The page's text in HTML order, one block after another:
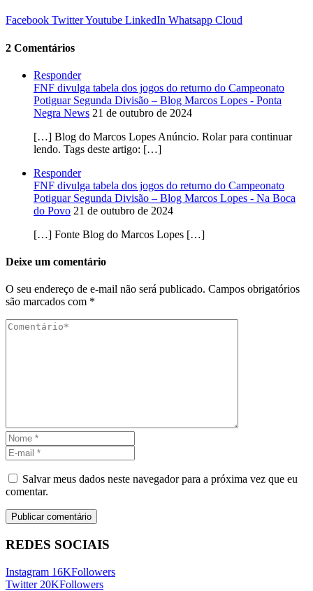
Facebook TwitterYoutube LinkedIn Whatsapp Cloud
2 Comentários
Responder
FNF divulga tabela dos jogos do returno do Campeonato
Potiguar Segunda Divisão – Blog Marcos Lopes - Ponta
Negra News 21 de outubro de 2024
[…] Blog do Marcos Lopes Anúncio. Rolar para continuar
lendo. Tags deste artigo: […]
Responder
FNF divulga tabela dos jogos do returno do Campeonato
Potiguar Segunda Divisão – Blog Marcos Lopes - Na Boca
do Povo 21 de outubro de 2024
[…] Fonte Blog do Marcos Lopes […]
Deixe um comentário
O seu endereço de e-mail não será publicado. Campos obrigatórios
são marcados com *
Salvar meus dados neste navegador para a próxima vez que eu
comentar.
REDES SOCIAIS
Instagram 16KFollowers
Twitter 20KFollowers